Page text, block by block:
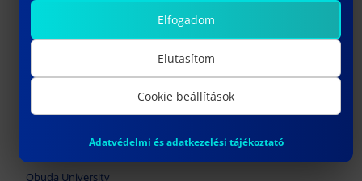
Regulations
Decisions
Council of the Doctoral School
Hungarian Doctoral Council
Hungarian Accreditation Committee
Obuda University
Elfogadom
Elutasítom
Cookie beállítások
Adatvédelmi és adatkezelési tájékoztató